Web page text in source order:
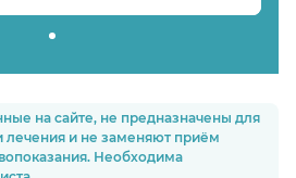
на сайте, не предназначены для
лечения и не заменяют приём
Необходима